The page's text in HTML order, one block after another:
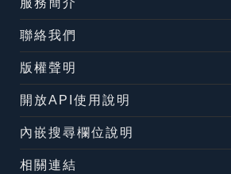
服務簡介
聯絡我們
版權聲明
開放API使用說明
內嵌搜尋欄位說明
相關連結